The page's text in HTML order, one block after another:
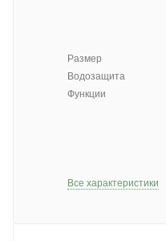
Размер
Водозащита
Функции
Все характеристики